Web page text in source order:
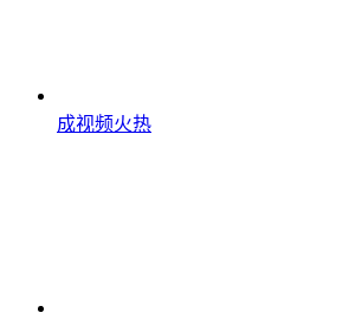
成视频火热